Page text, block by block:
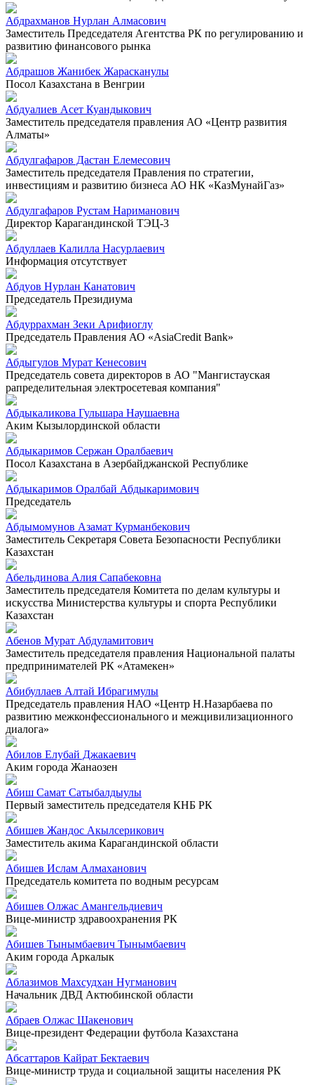
Абдрахманов Нурлан Алмасович
Заместитель Председателя Агентства РК по регулированию и
развитию финансового рынка
Абдрашов Жанибек Жарасканулы
Посол Казахстана в Венгрии
Абдуалиев Асет Куандыкович
Заместитель председателя правления АО «Центр развития
Алматы»
Абдулгафаров Дастан Елемесович
Заместитель председателя Правления по стратегии,
инвестициям и развитию бизнеса АО НК «КазМунайГаз»
Абдулгафаров Рустам Нариманович
Директор Карагандинской ТЭЦ-3
Абдуллаев Калилла Насурлаевич
Информация отсутствует
Абдуов Нурлан Канатович
Председатель Президиума
Абдуррахман Зеки Арифиоглу
Председатель Правления АО «AsiaCredit Bank»
Абдыгулов Мурат Кенесович
Председатель совета директоров в АО "Мангистауская
рапределительная электросетевая компания"
Абдыкаликова Гульшара Наушаевна
Аким Кызылординской области
Абдыкаримов Сержан Оралбаевич
Посол Казахстана в Азербайджанской Республике
Абдыкаримов Оралбай Абдыкаримович
Председатель
Абдымомунов Азамат Курманбекович
Заместитель Секретаря Совета Безопасности Республики
Казахстан
Абельдинова Алия Сапабековна
Заместитель председателя Комитета по делам культуры и
искусства Министерства культуры и спорта Республики
Казахстан
Абенов Мурат Абдуламитович
Заместитель председателя правления Национальной палаты
предпринимателей РК «Атамекен»
Абибуллаев Алтай Ибрагимулы
Председатель правления НАО «Центр Н.Назарбаева по
развитию межконфессионального и межцивилизационного
диалога»
Абилов Елубай Джакаевич
Аким города Жанаозен
Абиш Самат Сатыбалдыулы
Первый заместитель председателя КНБ РК
Абишев Жандос Акылсерикович
Заместитель акима Карагандинской области
Абишев Ислам Алмаханович
Председатель комитета по водным ресурсам
Абишев Олжас Амангельдиевич
Вице-министр здравоохранения РК
Абишев Тынымбаевич Тынымбаевич
Аким города Аркалык
Аблазимов Махсудхан Нугманович
Начальник ДВД Актюбинской области
Абраев Олжас Шакенович
Вице-президент Федерации футбола Казахстана
Абсаттаров Кайрат Бектаевич
Вице-министр труда и социальной защиты населения РК